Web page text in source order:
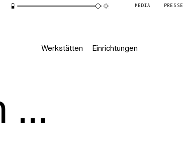
MEDIA PRESSE
Werkstätten Einrichtungen
...